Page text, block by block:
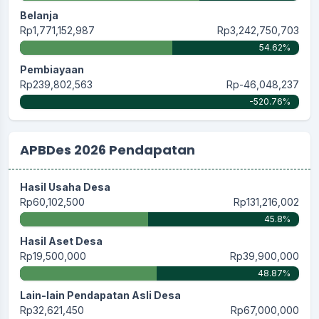
Belanja
Rp1,771,152,987
Rp3,242,750,703
54.62%
Pembiayaan
Rp239,802,563
Rp-46,048,237
-520.76%
APBDes 2026 Pendapatan
Hasil Usaha Desa
Rp60,102,500
Rp131,216,002
45.8%
Hasil Aset Desa
Rp19,500,000
Rp39,900,000
48.87%
Lain-lain Pendapatan Asli Desa
Rp32,621,450
Rp67,000,000